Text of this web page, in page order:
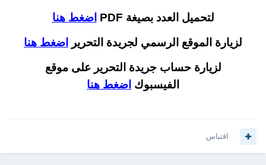
لتحميل العدد بصيغة PDF
اضغط هنا
لزيارة الموقع الرسمي لجريدة التحرير
اضغط هنا
لزيارة حساب جريدة التحرير على موقع
الفيسبوك اضغط هنا
اقتباس